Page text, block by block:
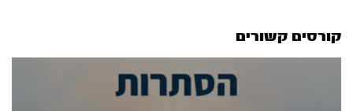
קורסים קשורים